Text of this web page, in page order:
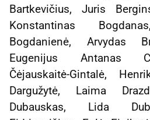
Bartkevičius, Juris
Konstantinas
Bogdanienė, Arvydas
Eugenijus Antanas
Čėjauskaitė-Gintalė,
Dargužytė, Laima
Dubauskas, Lida